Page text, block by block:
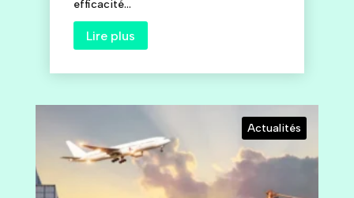
efficacité...
Lire plus
Actualités